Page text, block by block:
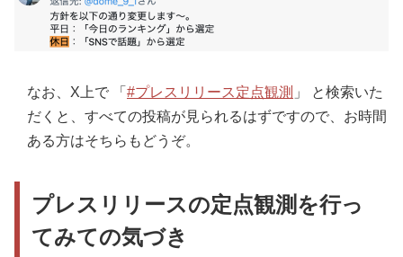
なお、X上で 「 #プレスリリース定点観測 」 と検索いた
だくと、すべての投稿が見られるはずですので、お時間
ある方はそちらもどうぞ。
プレスリリースの定点観測を行っ
てみての気づき